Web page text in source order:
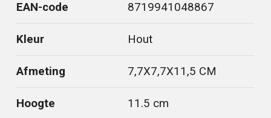
EAN-code 8719941048867
Kleur Hout
Afmeting 7,7X7,7X11,5 CM
Hoogte 11.5 cm